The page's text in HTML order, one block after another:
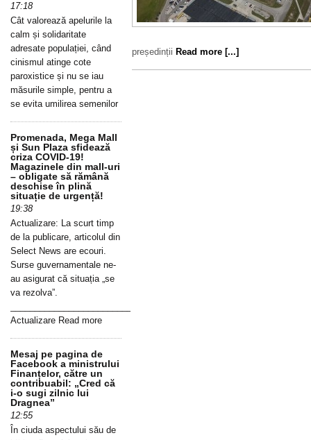
președinții Read more [...]
17:18
Cât valorează apelurile la
calm și solidaritate
adresate populației, când
cinismul atinge cote
paroxistice și nu se iau
măsurile simple, pentru a
se evita umilirea semenilor
Promenada, Mega Mall
și Sun Plaza sfidează
criza COVID-19!
Magazinele din mall-uri
– obligate să rămână
deschise în plină
situație de urgență!
19:38
Actualizare: La scurt timp
de la publicare, articolul din
Select News are ecouri.
Surse guvernamentale ne-
au asigurat că situația „se
va rezolva”.
Actualizare Read more
Mesaj pe pagina de
Facebook a ministrului
Finanțelor, către un
contribuabil: „Cred că
i-o sugi zilnic lui
Dragnea”
12:55
În ciuda aspectului său de